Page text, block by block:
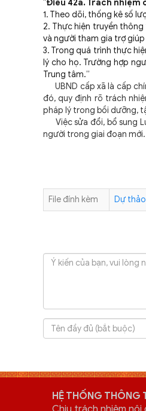
“Điều 42a. Trách nhiệm
1. Theo dõi, thống kê số
2. Thực hiện truyền
và người tham gia trợ
3. Trong quá trình thực
lý cho họ. Trường hợp
Trung tâm.”
UBND cấp xã là cấp
đó, quy định rõ trách
pháp lý trong bồi dưỡng,
Việc sửa đổi, bổ sung
người trong giai đoạn mới.
File đính kèm Dự
HỆ THỐNG THÔNG